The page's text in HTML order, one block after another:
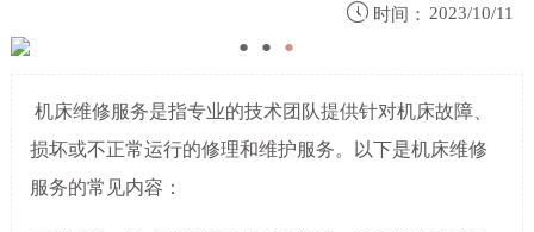
 时间： 2023/10/11
●
● ●
机床维修服务是指专业的技术团队提供针对机床故障、
损坏或不正常运行的修理和维护服务。以下是机床维修
服务的常见内容：